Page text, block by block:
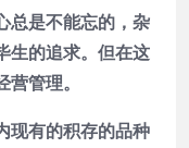
总是不能忘的，杂
生的追求。但在这
管理。
现有的积存的品种